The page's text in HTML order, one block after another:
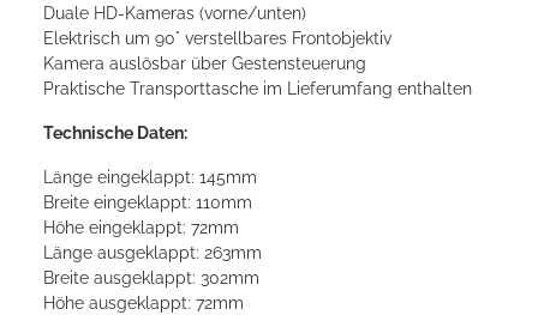
Duale HD‑Kameras (vorne/unten)
Elektrisch um 90° verstellbares Frontobjektiv
Kamera auslösbar über Gestensteuerung
Praktische Transporttasche im Lieferumfang enthalten
Technische Daten:
Länge eingeklappt: 145mm
Breite eingeklappt: 110mm
Höhe eingeklappt: 72mm
Länge ausgeklappt: 263mm
Breite ausgeklappt: 302mm
Höhe ausgeklappt: 72mm